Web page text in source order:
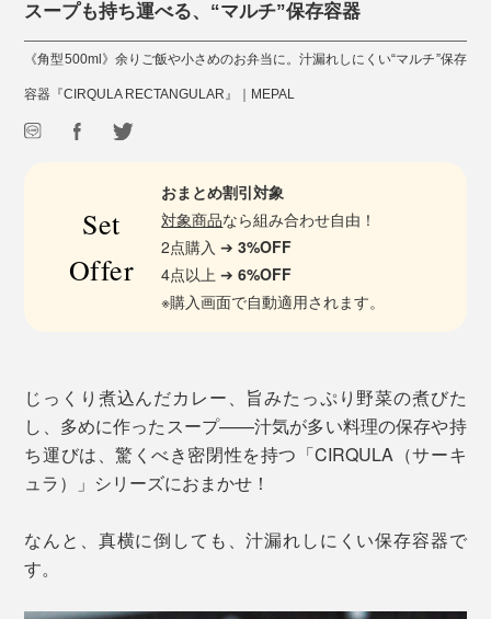
スープも持ち運べる、“マルチ”保存容器
《角型500ml》余りご飯や小さめのお弁当に。汁漏れしにくい“マルチ”保存
容器『CIRQULA RECTANGULAR』｜MEPAL
Set
Offer
おまとめ割引対象
対象商品なら組み合わせ自由！
2点購入 ➔3%OFF
4点以上 ➔6%OFF
※購入画面で自動適用されます。
じっくり煮込んだカレー、旨みたっぷり野菜の煮びた
し、多めに作ったスープ——汁気が多い料理の保存や持
ち運びは、驚くべき密閉性を持つ「CIRQULA（サーキ
ュラ）」シリーズにおまかせ！
なんと、真横に倒しても、汁漏れしにくい保存容器で
す。